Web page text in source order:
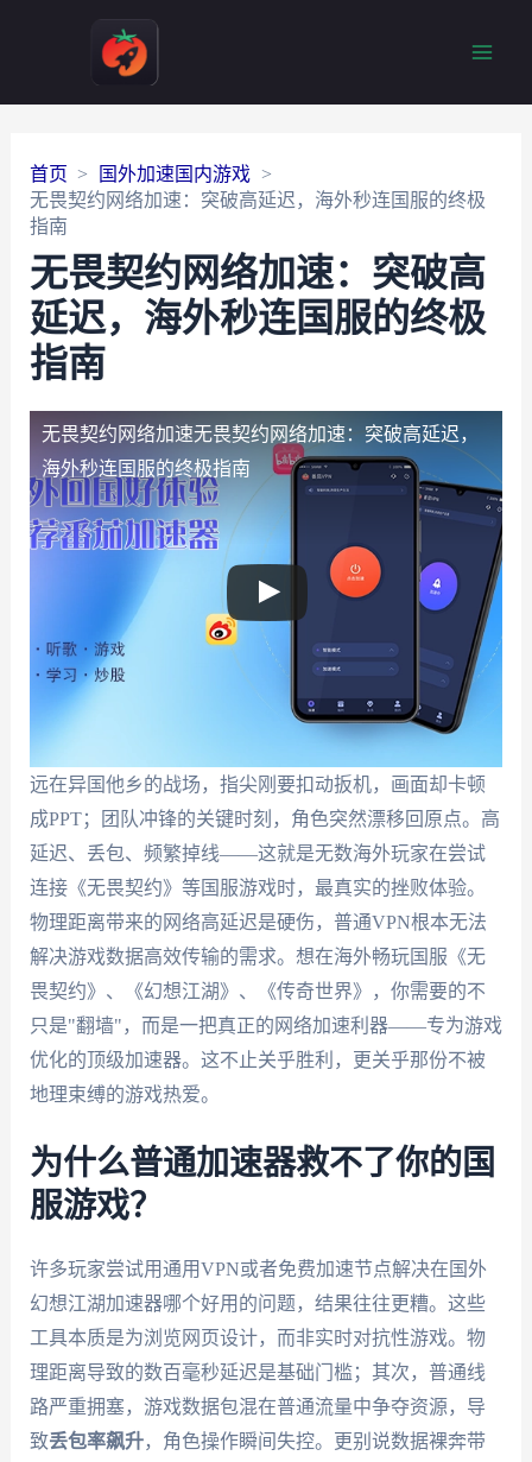
首页
国外加速国内游戏
无畏契约网络加速：突破高延迟，海外秒连国服的终极
指南
无畏契约网络加速：突破高
延迟，海外秒连国服的终极
指南
无畏契约网络加速无畏契约网络加速：突破高延迟，
海外秒连国服的终极指南
远在异国他乡的战场，指尖刚要扣动扳机，画面却卡顿
成PPT；团队冲锋的关键时刻，角色突然漂移回原点。高
延迟、丢包、频繁掉线——这就是无数海外玩家在尝试
连接《无畏契约》等国服游戏时，最真实的挫败体验。
物理距离带来的网络高延迟是硬伤，普通VPN根本无法
解决游戏数据高效传输的需求。想在海外畅玩国服《无
畏契约》、《幻想江湖》、《传奇世界》，你需要的不
只是"翻墙"，而是一把真正的网络加速利器——专为游戏
优化的顶级加速器。这不止关乎胜利，更关乎那份不被
地理束缚的游戏热爱。
为什么普通加速器救不了你的国
服游戏？
许多玩家尝试用通用VPN或者免费加速节点解决在国外
幻想江湖加速器哪个好用的问题，结果往往更糟。这些
工具本质是为浏览网页设计，而非实时对抗性游戏。物
理距离导致的数百毫秒延迟是基础门槛；其次，普通线
路严重拥塞，游戏数据包混在普通流量中争夺资源，导
致丢包率飙升，角色操作瞬间失控。更别说数据裸奔带